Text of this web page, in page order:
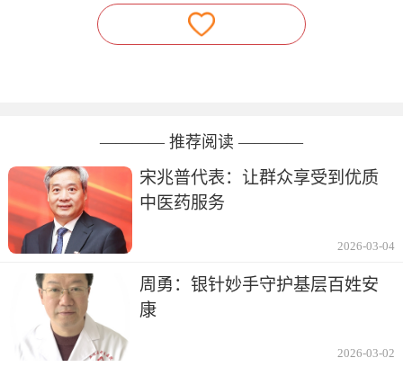
———— 推荐阅读 ————
宋兆普代表：让群众享受到优质
中医药服务
2026-03-04
周勇：银针妙手守护基层百姓安
康
2026-03-02